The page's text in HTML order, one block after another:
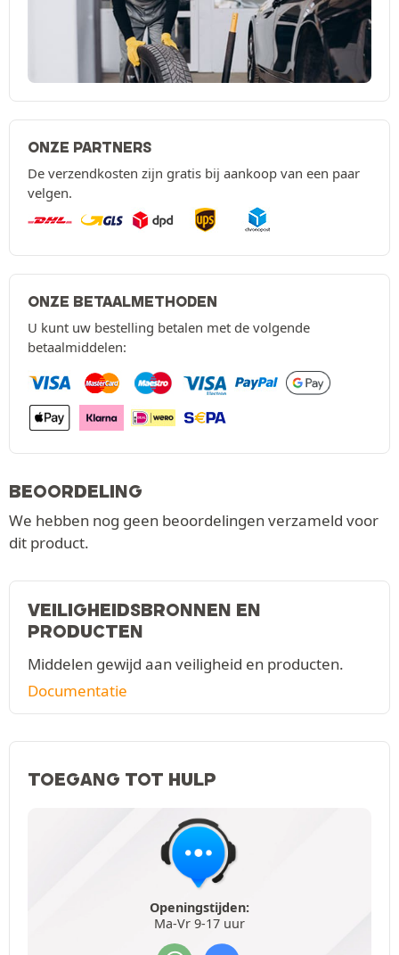
ONZE PARTNERS
De verzendkosten zijn gratis bij aankoop van een paar
velgen.
ONZE BETAALMETHODEN
U kunt uw bestelling betalen met de volgende
betaalmiddelen:
BEOORDELING
We hebben nog geen beoordelingen verzameld voor
dit product.
VEILIGHEIDSBRONNEN EN
PRODUCTEN
Middelen gewijd aan veiligheid en producten.
Documentatie
TOEGANG TOT HULP
Openingstijden:
Ma-Vr 9-17 uur